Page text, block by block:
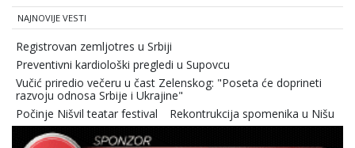
NAJNOVIJE VESTI
Registrovan zemljotres u Srbiji
Preventivni kardiološki pregledi u Supovcu
Vučić priredio večeru u čast Zelenskog: "Poseta će doprineti
razvoju odnosa Srbije i Ukrajine"
Počinje Nišvil teatar festival
Rekontrukcija spomenika u Nišu